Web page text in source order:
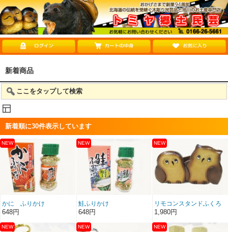
新着商品
ここをタップして検索
新着順に30件表示しています
かに ふりかけ
648円
鮭ふりかけ
648円
リモコンスタンドふくろ
うペア
1,980円